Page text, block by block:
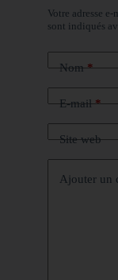
Votre adresse
sont indiqués
Nom*
E-mail*
Site web
Ajouter un